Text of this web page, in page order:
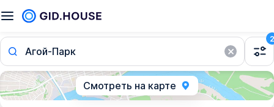
Агой-Парк
2
Смотреть на карте